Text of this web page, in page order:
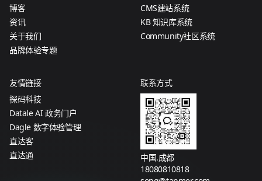
博客
资讯
关于我们
品牌体验专题
CMS建站系统
KB 知识库系统
Community社区系统
友情链接
探码科技
Datale AI 政务门户
Dagle 数字体验管理
直达客
直达通
联系方式
中国.成都
18080810818